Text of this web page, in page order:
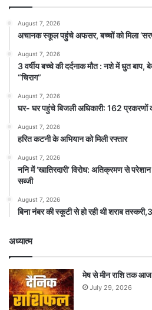
August 7, 2026
अचानक स्कूल पहुंचे अफसर, बच्चों को मिला
August 7, 2026
3 वर्षीय बच्चे की दर्दनाक मौत : नशे में धुत
“चिराग”
August 7, 2026
घर- घर पहुंचे बिजली अधिकारी: 162 प्रकरणों
August 7, 2026
हरित कटनी के अभियान को मिली रफ्तार
August 7, 2026
ननि में ‘खातिरदारी’ विरोध: अतिक्रमण से
सब्जी
August 7, 2026
बिना नंबर की स्कूटी से हो रही थी शराब
अध्यात्म
मेष से मीन राशि तक आज
July 29, 2026